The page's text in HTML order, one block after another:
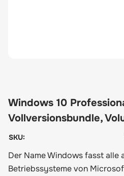
Windows 10
Vollversionsbundle,
Der Name Windows fasst alle
Betriebssysteme von
SKU: